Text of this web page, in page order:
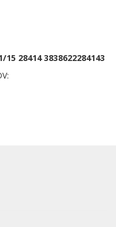
15 28414 3838622284143